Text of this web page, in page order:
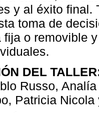
y al éxito final.
toma de
fija o removible
DEL
Russo,
Patricia